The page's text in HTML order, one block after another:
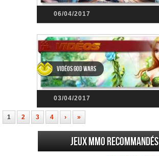
06/04/2017
Vidéos God Wars
03/04/2017
1 2 3 4 › »
Jeux MMO recommandés